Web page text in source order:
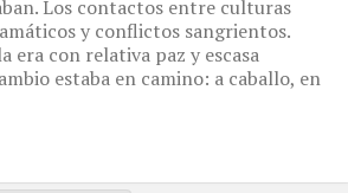
Los contactos entre culturas
y conflictos sangrientos.
era con relativa paz y escasa
estaba en camino: a caballo, en